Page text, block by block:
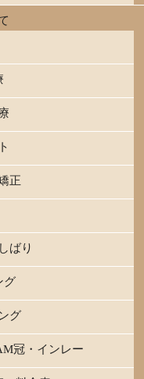
正
ばり
グ
グ
冠・インレー